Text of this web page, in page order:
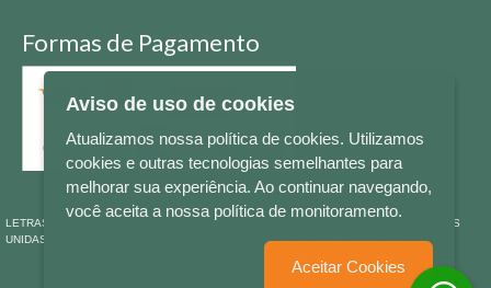
Formas de Pagamento
LETRAS & CIA - CNPJ n° 88.587.548/0001-20 - Térreo Bourbon Shopping - AV. NAÇÕES
UNIDAS , 2001 - Lojas 1064/1065 - RIO BRANCO - - NOVO HAMBURGO - RS
Aviso de uso de cookies
Atualizamos nossa política de cookies. Utilizamos
cookies e outras tecnologias semelhantes para
melhorar sua experiência. Ao continuar navegando,
você aceita a nossa política de monitoramento.
Aceitar Cookies